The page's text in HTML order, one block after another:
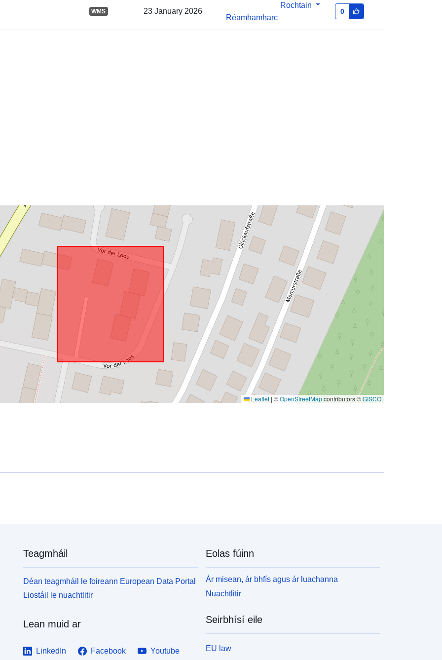
WMS 23 January 2026
Rochtain
Réamhamharc
0
Leaflet | ©OpenStreetMapcontributors ©GISCO
Spásúil:
Teagmháil
Déan teagmháil le foireann European Data Portal
Liostáil le nuachtlitir
Lean muid ar
LinkedIn Facebook
Youtube
Eolas fúinn
Ár misean, ár bhfís agus ár luachanna
Nuachtlitir
Seirbhísí eile
EU law